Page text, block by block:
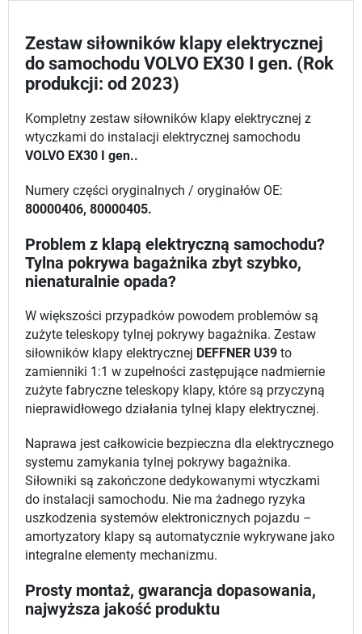
Zestaw siłowników klapy elektrycznej
do samochodu VOLVO EX30 I gen. (Rok
produkcji: od 2023)
Kompletny zestaw siłowników klapy elektrycznej z
wtyczkami do instalacji elektrycznej samochodu
VOLVO EX30 I gen..
Numery części oryginalnych / oryginałów OE:
80000406, 80000405.
Problem z klapą elektryczną samochodu?
Tylna pokrywa bagażnika zbyt szybko,
nienaturalnie opada?
W większości przypadków powodem problemów są
zużyte teleskopy tylnej pokrywy bagażnika. Zestaw
siłowników klapy elektrycznej DEFFNER U39 to
zamienniki 1:1 w zupełności zastępujące nadmiernie
zużyte fabryczne teleskopy klapy, które są przyczyną
nieprawidłowego działania tylnej klapy elektrycznej.
Naprawa jest całkowicie bezpieczna dla elektrycznego
systemu zamykania tylnej pokrywy bagażnika.
Siłowniki są zakończone dedykowanymi wtyczkami
do instalacji samochodu. Nie ma żadnego ryzyka
uszkodzenia systemów elektronicznych pojazdu –
amortyzatory klapy są automatycznie wykrywane jako
integralne elementy mechanizmu.
Prosty montaż, gwarancja dopasowania,
najwyższa jakość produktu